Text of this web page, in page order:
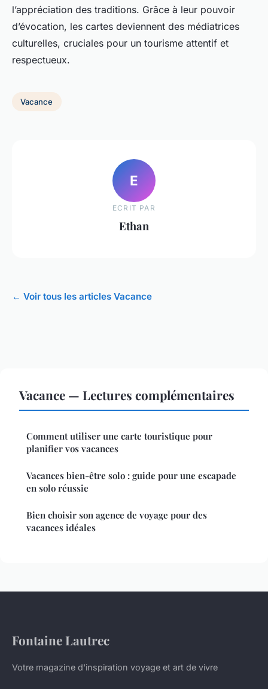
l’appréciation des traditions. Grâce à leur pouvoir
d’évocation, les cartes deviennent des médiatrices
culturelles, cruciales pour un tourisme attentif et
respectueux.
Vacance
E
ECRIT PAR
Ethan
← Voir tous les articles Vacance
Vacance — Lectures complémentaires
Comment utiliser une carte touristique pour
planifier vos vacances
Vacances bien-être solo : guide pour une escapade
en solo réussie
Bien choisir son agence de voyage pour des
vacances idéales
Fontaine Lautrec
Votre magazine d'inspiration voyage et art de vivre